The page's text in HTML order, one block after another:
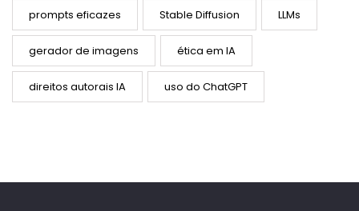
prompts eficazes Stable Diffusion LLMs
gerador de imagens ética em IA
direitos autorais IA uso do ChatGPT